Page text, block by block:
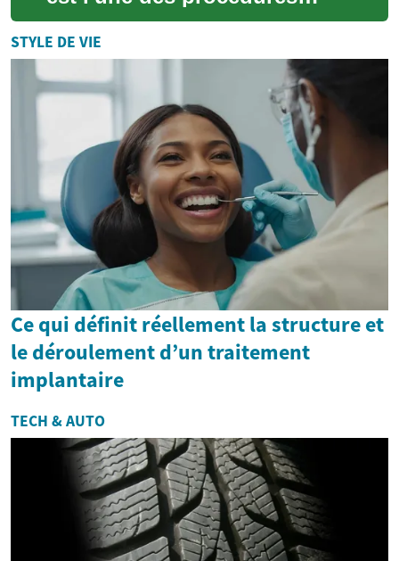
médicales les plus courantes
et les plus efficaces au
monde. El...
STYLE DE VIE
Ce qui définit réellement la structure et
le déroulement d’un traitement
implantaire
TECH & AUTO